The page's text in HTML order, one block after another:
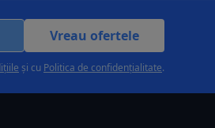
Vreau ofertele
și cu Politica de confidențialitate.